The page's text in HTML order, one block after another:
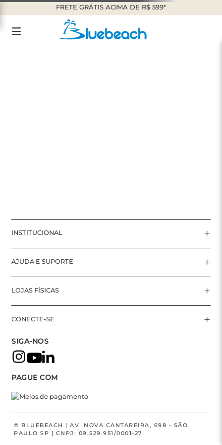
FRETE GRÁTIS ACIMA DE R$ 599*
INSTITUCIONAL +
AJUDA E SUPORTE +
LOJAS FÍSICAS +
CONECTE-SE +
SIGA-NOS
PAGUE COM
© BLUEBEACH | AV. NOVA CANTAREIRA, 698 - SÃO
PAULO SP | CNPJ: 09.529.951/0001-27